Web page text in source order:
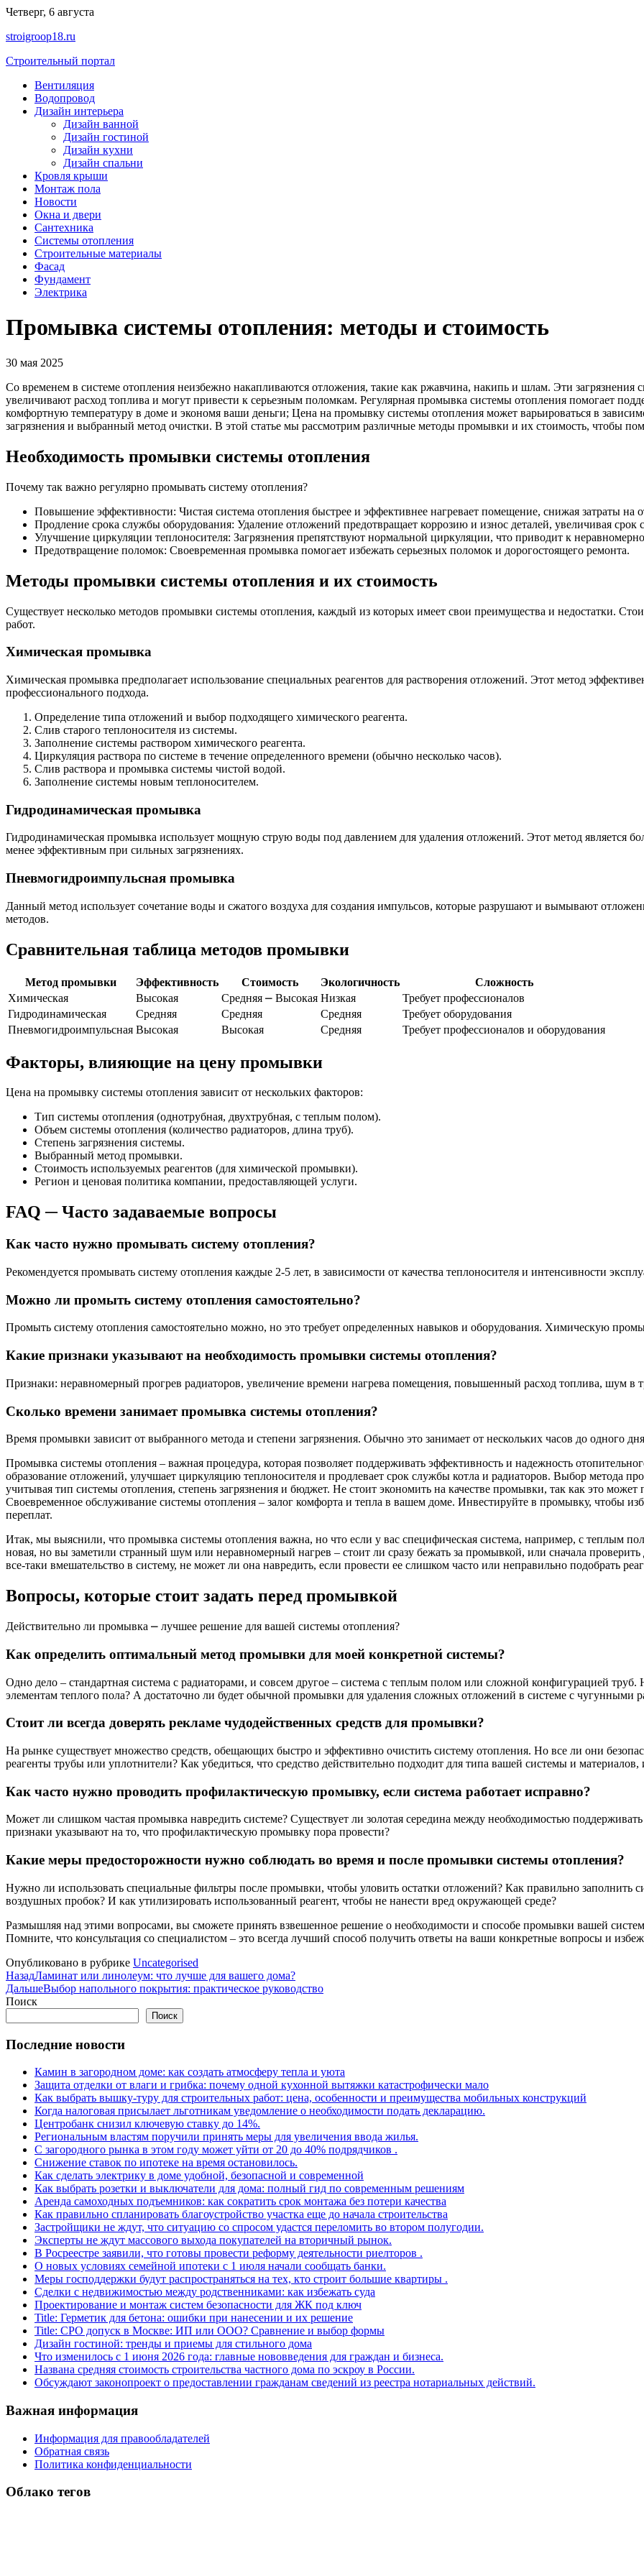
Перейти
содержимому
Четверг, 6 августа
stroigroop18.ru
Строительный портал
Вентиляция
Водопровод
Дизайн интерьера
Дизайн ванной
Дизайн гостиной
Дизайн кухни
Дизайн спальни
Кровля крыши
Монтаж пола
Новости
Окна и двери
Сантехника
Системы отопления
Строительные материалы
Фасад
Фундамент
Электрика
Промывка системы отопления: методы и стоимость
30 мая 2025
Со временем в системе отопления неизбежно накапливаются отложения, такие как ржавчина, накипь и шлам. Эти загрязнения
увеличивают расход топлива и могут привести к серьезным поломкам. Регулярная промывка системы отопления помогает
комфортную температуру в доме и экономя ваши деньги; Цена на промывку системы отопления может варьироваться в
загрязнения и выбранный метод очистки. В этой статье мы рассмотрим различные методы промывки и их стоимость, чтобы
Необходимость промывки системы отопления
Почему так важно регулярно промывать систему отопления?
Повышение эффективности: Чистая система отопления быстрее и эффективнее нагревает помещение, снижая затраты на
Продление срока службы оборудования: Удаление отложений предотвращает коррозию и износ деталей, увеличивая срок
Улучшение циркуляции теплоносителя: Загрязнения препятствуют нормальной циркуляции, что приводит к
Предотвращение поломок: Своевременная промывка помогает избежать серьезных поломок и дорогостоящего ремонта.
Методы промывки системы отопления и их стоимость
Существует несколько методов промывки системы отопления, каждый из которых имеет свои преимущества и недостатки.
работ.
Химическая промывка
Химическая промывка предполагает использование специальных реагентов для растворения отложений. Этот метод
профессионального подхода.
Определение типа отложений и выбор подходящего химического реагента.
Слив старого теплоносителя из системы.
Заполнение системы раствором химического реагента.
Циркуляция раствора по системе в течение определенного времени (обычно несколько часов).
Слив раствора и промывка системы чистой водой.
Заполнение системы новым теплоносителем.
Гидродинамическая промывка
Гидродинамическая промывка использует мощную струю воды под давлением для удаления отложений. Этот метод является
менее эффективным при сильных загрязнениях.
Пневмогидроимпульсная промывка
Данный метод использует сочетание воды и сжатого воздуха для создания импульсов, которые разрушают и вымывают
методов.
Сравнительная таблица методов промывки
Метод промывки Эффективность Стоимость Экологичность
Сложность
Химическая
Высокая Средняя ⎼ Высокая Низкая
Требует профессионалов
Гидродинамическая
Средняя Средняя Средняя
Требует оборудования
Пневмогидроимпульсная Высокая Высокая Средняя Требует профессионалов и оборудования
Факторы, влияющие на цену промывки
Цена на промывку системы отопления зависит от нескольких факторов:
Тип системы отопления (однотрубная, двухтрубная, с теплым полом).
Объем системы отопления (количество радиаторов, длина труб).
Степень загрязнения системы.
Выбранный метод промывки.
Стоимость используемых реагентов (для химической промывки).
Регион и ценовая политика компании, предоставляющей услуги.
FAQ ─ Часто задаваемые вопросы
Как часто нужно промывать систему отопления?
Рекомендуется промывать систему отопления каждые 2-5 лет, в зависимости от качества теплоносителя и интенсивности
Можно ли промыть систему отопления самостоятельно?
Промыть систему отопления самостоятельно можно, но это требует определенных навыков и оборудования. Химическую
Какие признаки указывают на необходимость промывки системы отопления?
Признаки: неравномерный прогрев радиаторов, увеличение времени нагрева помещения, повышенный расход топлива, шум в
Сколько времени занимает промывка системы отопления?
Время промывки зависит от выбранного метода и степени загрязнения. Обычно это занимает от нескольких часов до одного
Промывка системы отопления – важная процедура, которая позволяет поддерживать эффективность и надежность
образование отложений, улучшает циркуляцию теплоносителя и продлевает срок службы котла и радиаторов. Выбор метода
учитывая тип системы отопления, степень загрязнения и бюджет. Не стоит экономить на качестве промывки, так как это
Своевременное обслуживание системы отопления – залог комфорта и тепла в вашем доме. Инвестируйте в промывку, чтобы
переплат.
Итак, мы выяснили, что промывка системы отопления важна, но что если у вас специфическая система, например, с теплым
новая, но вы заметили странный шум или неравномерный нагрев – стоит ли сразу бежать за промывкой, или сначала
все-таки вмешательство в систему, не может ли она навредить, если провести ее слишком часто или неправильно подобрать
Вопросы, которые стоит задать перед промывкой
Действительно ли промывка ⎼ лучшее решение для вашей системы отопления?
Как определить оптимальный метод промывки для моей конкретной системы?
Одно дело – стандартная система с радиаторами, и совсем другое – система с теплым полом или сложной конфигурацией
элементам теплого пола? А достаточно ли будет обычной промывки для удаления сложных отложений в системе с чугунными
Стоит ли всегда доверять рекламе чудодейственных средств для промывки?
На рынке существует множество средств, обещающих быстро и эффективно очистить систему отопления. Но все ли они
реагенты трубы или уплотнители? Как убедиться, что средство действительно подходит для типа вашей системы и материалов,
Как часто нужно проводить профилактическую промывку, если система работает исправно?
Может ли слишком частая промывка навредить системе? Существует ли золотая середина между необходимостью
признаки указывают на то, что профилактическую промывку пора провести?
Какие меры предосторожности нужно соблюдать во время и после промывки системы отопления?
Нужно ли использовать специальные фильтры после промывки, чтобы уловить остатки отложений? Как правильно заполнить
воздушных пробок? И как утилизировать использованный реагент, чтобы не нанести вред окружающей среде?
Размышляя над этими вопросами, вы сможете принять взвешенное решение о необходимости и способе промывки вашей
Помните, что консультация со специалистом – это всегда лучший способ получить ответы на ваши конкретные вопросы и
Опубликовано в рубрике Uncategorised
НазадЛаминат или линолеум: что лучше для вашего дома?
ДальшеВыбор напольного покрытия: практическое руководство
Поиск
Поиск
Последние новости
Камин в загородном доме: как создать атмосферу тепла и уюта
Защита отделки от влаги и грибка: почему одной кухонной вытяжки катастрофически мало
Как выбрать вышку-туру для строительных работ: цена, особенности и преимущества мобильных конструкций
Когда налоговая присылает льготникам уведомление о необходимости подать декларацию.
Центробанк снизил ключевую ставку до 14%.
Региональным властям поручили принять меры для увеличения ввода жилья.
С загородного рынка в этом году может уйти от 20 до 40% подрядчиков .
Снижение ставок по ипотеке на время остановилось.
Как сделать электрику в доме удобной, безопасной и современной
Как выбрать розетки и выключатели для дома: полный гид по современным решениям
Аренда самоходных подъемников: как сократить срок монтажа без потери качества
Как правильно спланировать благоустройство участка еще до начала строительства
Застройщики не ждут, что ситуацию со спросом удастся переломить во втором полугодии.
Эксперты не ждут массового выхода покупателей на вторичный рынок.
В Росреестре заявили, что готовы провести реформу деятельности риелторов .
О новых условиях семейной ипотеки с 1 июля начали сообщать банки.
Меры господдержки будут распространяться на тех, кто строит большие квартиры .
Сделки с недвижимостью между родственниками: как избежать суда
Проектирование и монтаж систем безопасности для ЖК под ключ
Title: Герметик для бетона: ошибки при нанесении и их решение
Title: СРО допуск в Москве: ИП или ООО? Сравнение и выбор формы
Дизайн гостиной: тренды и приемы для стильного дома
Что изменилось с 1 июня 2026 года: главные нововведения для граждан и бизнеса.
Названа средняя стоимость строительства частного дома по эскроу в России.
Обсуждают законопроект о предоставлении гражданам сведений из реестра нотариальных действий.
Важная информация
Информация для правообладателей
Обратная связь
Политика конфиденциальности
Облако тегов